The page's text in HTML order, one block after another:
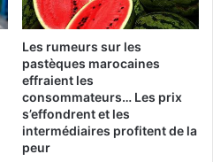
Les rumeurs sur les
pastèques marocaines
effraient les
consommateurs… Les prix
s’effondrent et les
intermédiaires profitent de la
peur